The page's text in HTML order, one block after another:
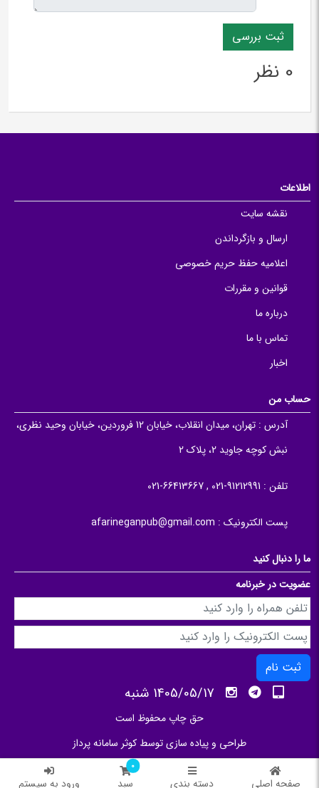
صفحه اصلی دسته بندی
0
سبد ورود به سیستم
0 نظر
اطلاعات
نقشه سایت
ارسال و بازگرداندن
اعلامیه حفظ حریم خصوصی
قوانین و مقررات
درباره ما
تماس با ما
اخبار
حساب من
آدرس :
تهران، میدان انقلاب، خیابان 12 فروردین، خیابان وحید نظری،
نبش کوچه جاوید 2، پلاک 2
تلفن : 91212991-021 , 66413667-021
پست الکترونیک : afarineganpub@gmail.com
ما را دنبال کنید
عضویت در خبرنامه
ثبت نام
1405/05/17 شنبه
حق چاپ محفوظ است
طراحی و پیاده سازی توسط کوثر سامانه پرداز